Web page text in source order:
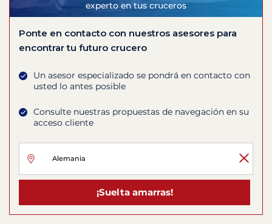
experto en tus cruceros
Ponte en contacto con nuestros asesores para
encontrar tu futuro crucero
Un asesor especializado se pondrá en contacto con
usted lo antes posible
Consulte nuestras propuestas de navegación en su
acceso cliente
¡Suelta amarras!